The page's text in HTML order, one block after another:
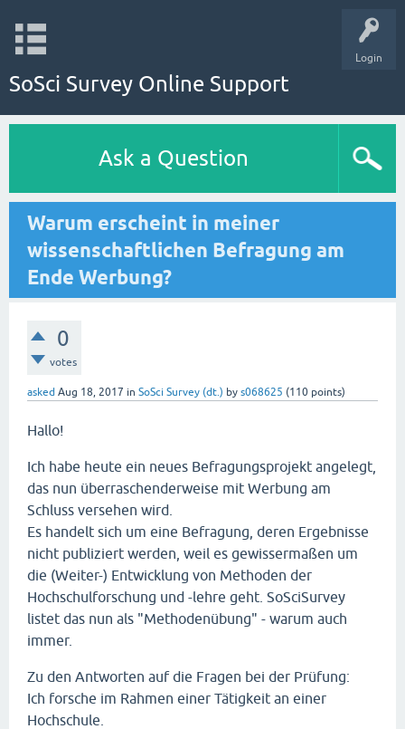
Login
SoSci Survey Online Support
Ask a Question
Warum erscheint in meiner
wissenschaftlichen Befragung am
Ende Werbung?
0
votes
asked Aug 18, 2017 in SoSci Survey (dt.) by s068625 (110 points)
Hallo!
Ich habe heute ein neues Befragungsprojekt angelegt,
das nun überraschenderweise mit Werbung am
Schluss versehen wird.
Es handelt sich um eine Befragung, deren Ergebnisse
nicht publiziert werden, weil es gewissermaßen um
die (Weiter-) Entwicklung von Methoden der
Hochschulforschung und -lehre geht. SoSciSurvey
listet das nun als "Methodenübung" - warum auch
immer.
Zu den Antworten auf die Fragen bei der Prüfung:
Ich forsche im Rahmen einer Tätigkeit an einer
Hochschule.